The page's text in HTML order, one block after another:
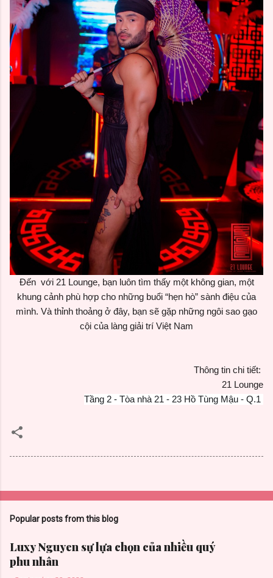
Đến với 21 Lounge, bạn luôn tìm thấy một không gian, một
khung cảnh phù hợp cho những buổi “hẹn hò” sành điệu của
mình. Và thỉnh thoảng ở đây, bạn sẽ gặp những ngôi sao gạo
cội của làng giải trí Việt Nam
Thông tin chi tiết:
21 Lounge
Tầng 2 - Tòa nhà 21 - 23 Hồ Tùng Mậu - Q.1
Popular posts from this blog
Luxy Nguyen sự lựa chọn của nhiều quý
phu nhân